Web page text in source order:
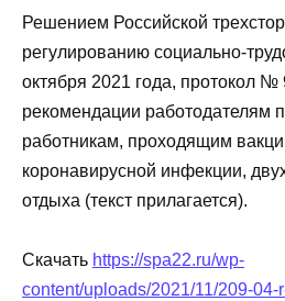
Решением Российской
регулированию социально-
октября 2021 года, протокол
рекомендации работодателям
работникам, проходящим
коронавирусной инфекции,
отдыха (текст прилагается).
Скачать https://spa22.ru/wp-
content/uploads/2021/11/209-04-